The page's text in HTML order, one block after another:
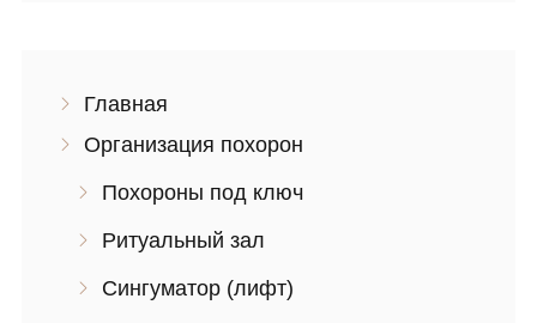
Главная
Организация похорон
Похороны под ключ
Ритуальный зал
Сингуматор (лифт)